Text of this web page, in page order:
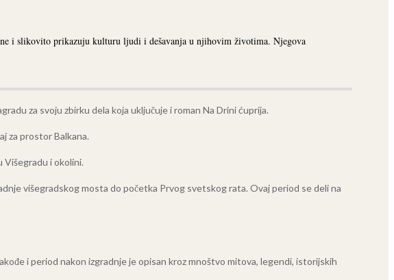
i slikovito prikazuju kulturu ljudi i dešavanja u njihovim životima. Njegova
za svoju zbirku dela koja uključuje i roman Na Drini ćuprija.
za prostor Balkana.
Višegradu i okolini.
višegradskog mosta do početka Prvog svetskog rata. Ovaj period se deli na
i period nakon izgradnje je opisan kroz mnoštvo mitova, legendi, istorijskih